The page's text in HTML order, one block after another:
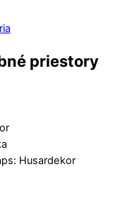
priestory
Husardekor